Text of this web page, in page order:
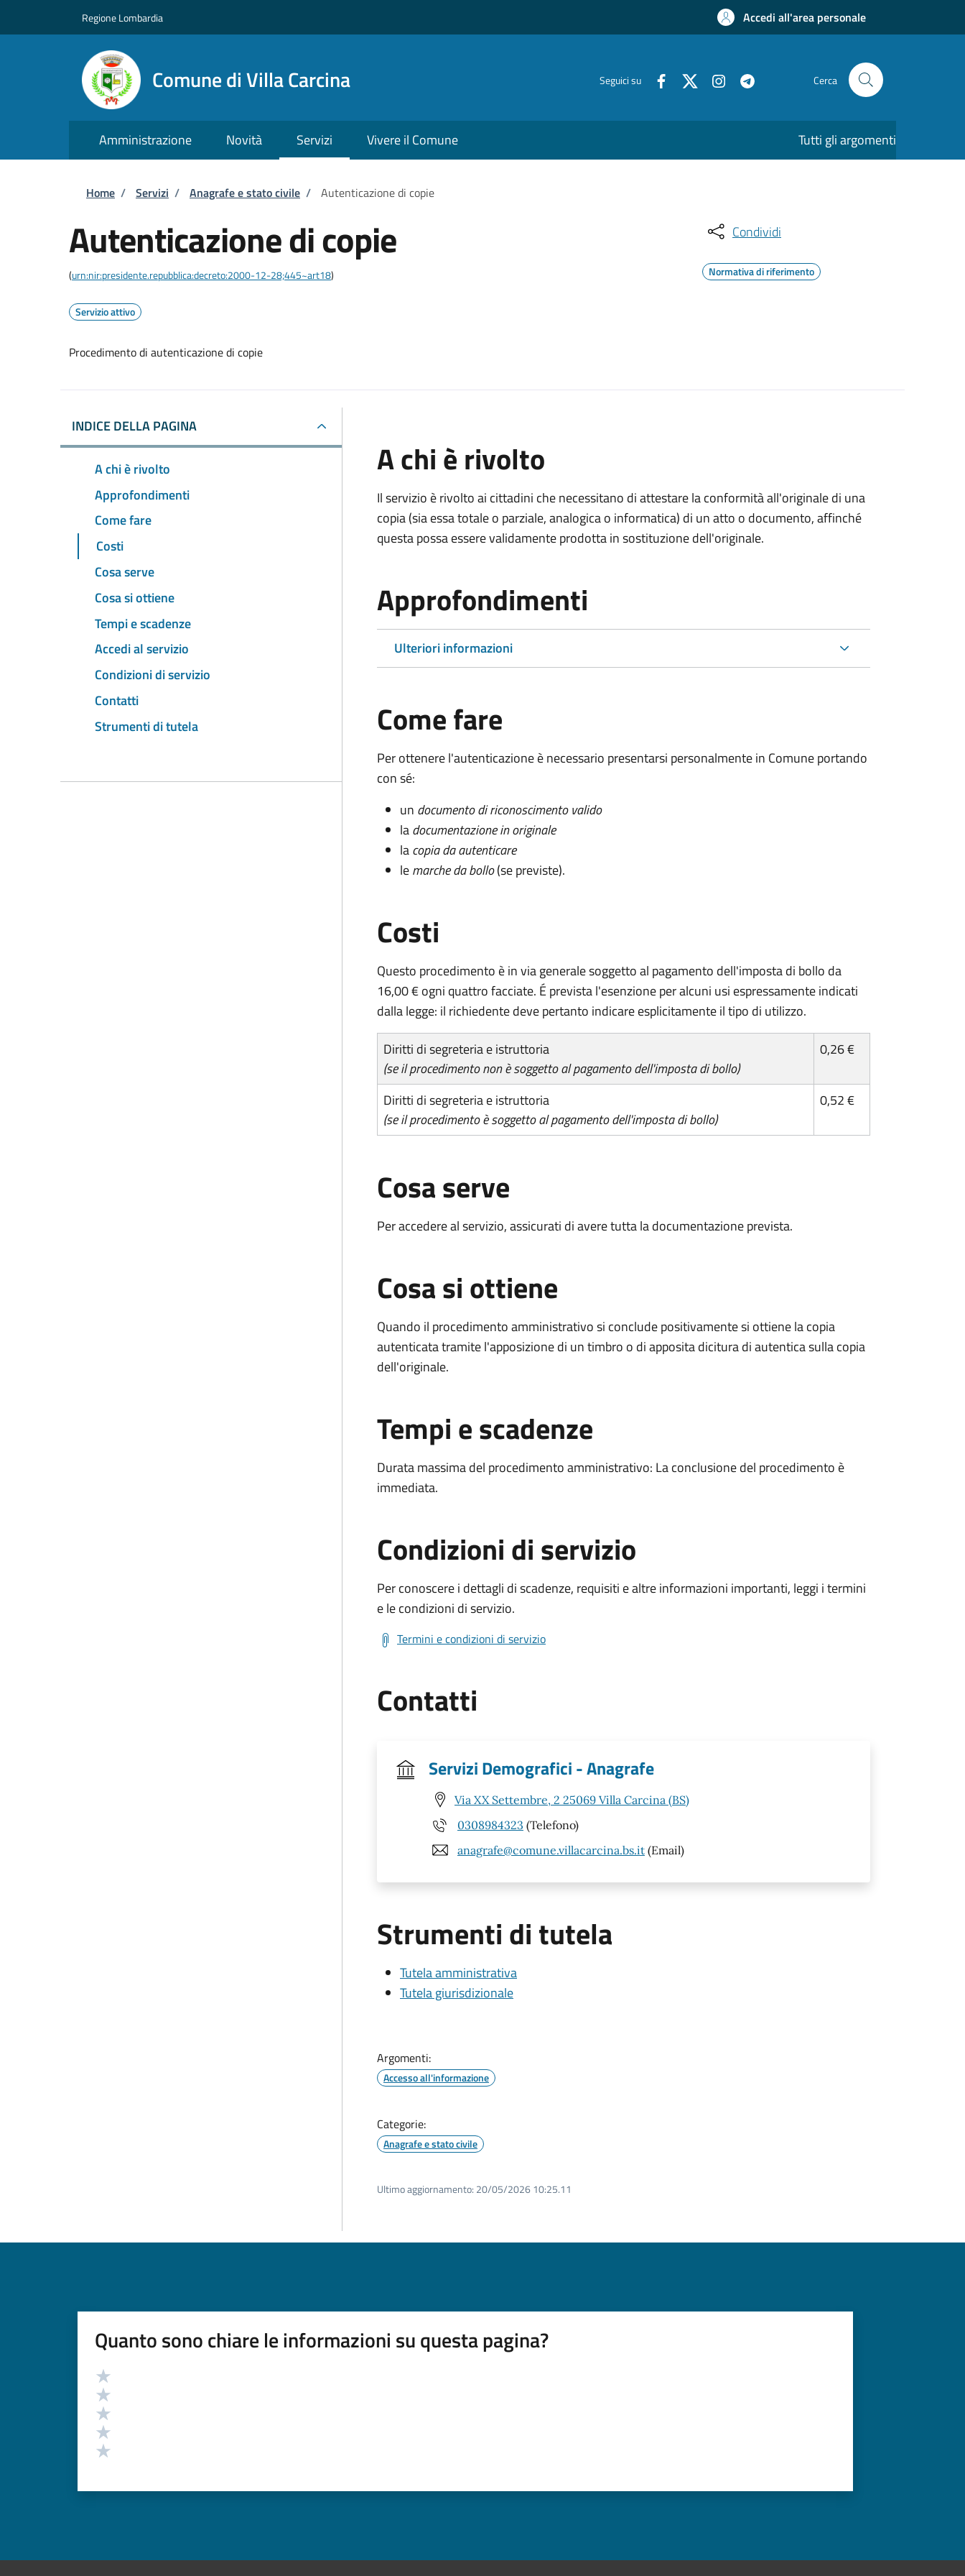
Regione Lombardia Accedi all'area personale
Comune di Villa Carcina Seguici su Cerca
Amministrazione Novità Servizi Vivere il Comune Tutti gli argomenti
Briciole di pane
Home / Servizi / Anagrafe e stato civile / Autenticazione di copie
Autenticazione di copie
(urn:nir:presidente.repubblica:decreto:2000-12-28;445~art18)
Servizio attivo
Procedimento di autenticazione di copie
Condividi
Normativa di riferimento
INDICE DELLA PAGINA
A chi è rivolto
Approfondimenti
Come fare
Costi
Cosa serve
Cosa si ottiene
Tempi e scadenze
Accedi al servizio
Condizioni di servizio
Contatti
Strumenti di tutela
A chi è rivolto
Il servizio è rivolto ai cittadini che necessitano di attestare la conformità all'originale di una
copia (sia essa totale o parziale, analogica o informatica) di un atto o documento, affinché
questa possa essere validamente prodotta in sostituzione dell'originale.
Approfondimenti
Ulteriori informazioni
Come fare
Per ottenere l'autenticazione è necessario presentarsi personalmente in Comune portando
con sé:
un documento di riconoscimento valido
ladocumentazione in originale
lacopia da autenticare
lemarche da bollo(se previste).
Costi
Questo procedimento è in via generale soggetto al pagamento dell'imposta di bollo da
16,00 € ogni quattro facciate. É prevista l'esenzione per alcuni usi espressamente indicati
dalla legge: il richiedente deve pertanto indicare esplicitamente il tipo di utilizzo.
Diritti di segreteria e istruttoria
(se il procedimento non è soggetto al pagamento dell'imposta di bollo)
0,26 €
Diritti di segreteria e istruttoria
(se il procedimento è soggetto al pagamento dell'imposta di bollo)
0,52 €
Cosa serve
Per accedere al servizio, assicurati di avere tutta la documentazione prevista.
Cosa si ottiene
Quando il procedimento amministrativo si conclude positivamente si ottiene la copia
autenticata tramite l'apposizione di un timbro o di apposita dicitura di autentica sulla copia
dell'originale.
Tempi e scadenze
Durata massima del procedimento amministrativo: La conclusione del procedimento è
immediata.
Condizioni di servizio
Per conoscere i dettagli di scadenze, requisiti e altre informazioni importanti, leggi i termini
e le condizioni di servizio.
Termini e condizioni di servizio
Contatti
Servizi Demografici - Anagrafe
Via XX Settembre, 2 25069 Villa Carcina (BS)
0308984323 (Telefono)
anagrafe@comune.villacarcina.bs.it (Email)
Strumenti di tutela
Tutela amministrativa
Tutela giurisdizionale
Argomenti:
Accesso all'informazione
Categorie:
Anagrafe e stato civile
Ultimo aggiornamento: 20/05/2026 10:25.11
Quanto sono chiare le informazioni su questa pagina?
Valutazione